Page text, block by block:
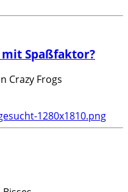
Spaßfaktor?
Crazy Frogs